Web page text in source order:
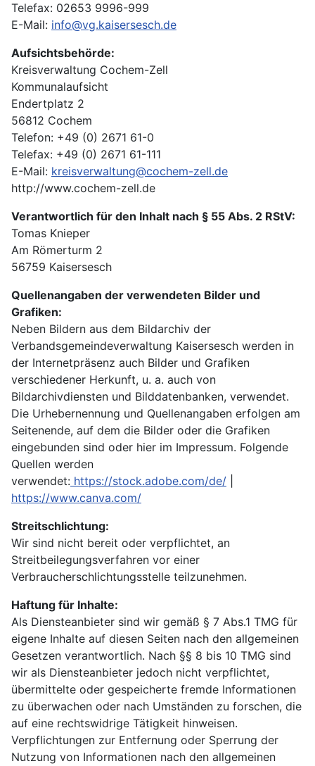
Telefax: 02653 9996-999
E-Mail: info@vg.kaisersesch.de
Aufsichtsbehörde:
Kreisverwaltung Cochem-Zell
Kommunalaufsicht
Endertplatz 2
56812 Cochem
Telefon: +49 (0) 2671 61-0
Telefax: +49 (0) 2671 61-111
E-Mail: kreisverwaltung@cochem-zell.de
http://www.cochem-zell.de
Verantwortlich für den Inhalt nach § 55 Abs. 2 RStV:
Tomas Knieper
Am Römerturm 2
56759 Kaisersesch
Quellenangaben der verwendeten Bilder und
Grafiken:
Neben Bildern aus dem Bildarchiv der
Verbandsgemeindeverwaltung Kaisersesch werden in
der Internetpräsenz auch Bilder und Grafiken
verschiedener Herkunft, u. a. auch von
Bildarchivdiensten und Bilddatenbanken, verwendet.
Die Urhebernennung und Quellenangaben erfolgen am
Seitenende, auf dem die Bilder oder die Grafiken
eingebunden sind oder hier im Impressum. Folgende
Quellen werden
verwendet: https://stock.adobe.com/de/
https://www.canva.com/
Streitschlichtung:
Wir sind nicht bereit oder verpflichtet, an
Streitbeilegungsverfahren vor einer
Verbraucherschlichtungsstelle teilzunehmen.
Haftung für Inhalte:
Als Diensteanbieter sind wir gemäß § 7 Abs.1 TMG für
eigene Inhalte auf diesen Seiten nach den allgemeinen
Gesetzen verantwortlich. Nach §§ 8 bis 10 TMG sind
wir als Diensteanbieter jedoch nicht verpflichtet,
übermittelte oder gespeicherte fremde Informationen
zu überwachen oder nach Umständen zu forschen, die
auf eine rechtswidrige Tätigkeit hinweisen.
Verpflichtungen zur Entfernung oder Sperrung der
Nutzung von Informationen nach den allgemeinen